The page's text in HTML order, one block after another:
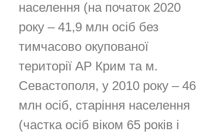
населення (на початок 2020
року – 41,9 млн осіб без
тимчасово окупованої
території АР Крим та м.
Севастополя, у 2010 року – 46
млн осіб, старіння населення
(частка осіб віком 65 років і